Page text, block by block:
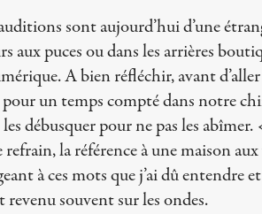
sont aujourd’hui d’une
aux puces ou dans les arrières
A bien réfléchir, avant d’aller
un temps compté dans notre
débusquer pour ne pas les
la référence à une maison
à ces mots que j’ai dû entendre
revenu souvent sur les ondes.